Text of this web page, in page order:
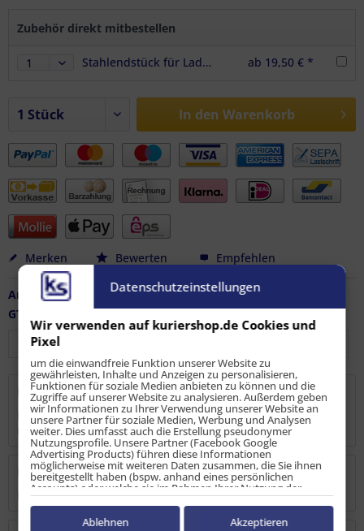
Zubehör direkt mitbestellen
Stahlendstück für Ladebalken – Ersatzteil für LS-LB-10661 & LS-LB-10322 ab 19,50 € *
In den Warenkorb
Merken Bewerten Empfehlen
Artikel-Nr.:
LS-LB-10661
GTIN / EAN:
4251915905829
Beschreibung
Ladebalken aus Aluminium für Kombi - Ankerschiene zur
rückwärtigen...mehr
Bewertungen
3
Bewertungen lesen, schreiben und diskutieren...mehr
Datenschutzeinstellungen
Wir verwenden auf kuriershop.de Cookies und
Pixel
um die einwandfreie Funktion unserer Website zu
gewährleisten, Inhalte und Anzeigen zu personalisieren,
Funktionen für soziale Medien anbieten zu können und die
Zugriffe auf unserer Website zu analysieren. Außerdem geben
wir Informationen zu Ihrer Verwendung unserer Website an
unsere Partner für soziale Medien, Werbung und Analysen
weiter. Dies umfasst auch die Erstellung pseudonymer
Nutzungsprofile. Unsere Partner (Facebook Google
Advertising Products) führen diese Informationen
möglicherweise mit weiteren Daten zusammen, die Sie ihnen
bereitgestellt haben (bspw. anhand eines persönlichen
Accounts) oder welche sie im Rahmen Ihrer Nutzung der
Dienste gesammelt haben (bspw. Nutzungsdaten anderer
Geräte). Ihre Einwilligung zur Nutzung von Cookies und Pixeln
können Sie jederzeit widerrufen, indem Sie auf den
Ablehnen Akzeptieren